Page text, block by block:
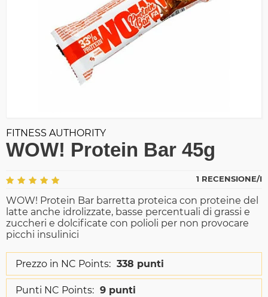
FITNESS AUTHORITY
WOW! Protein Bar 45g
1 RECENSIONE/I
WOW! Protein Bar barretta proteica con proteine del
latte anche idrolizzate, basse percentuali di grassi e
zuccheri e dolcificate con polioli per non provocare
picchi insulinici
Prezzo in NC Points: 338 punti
Punti NC Points: 9 punti